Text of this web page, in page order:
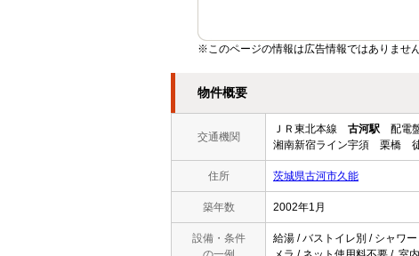
※このページの情報は広告情報ではありませ
物件概要
交通機関
ＪＲ東北本線 古河駅 配電
湘南新宿ライン宇須 栗橋
住所 茨城県古河市久能
築年数 2002年1月
設備・条件
給湯 / バストイレ別 / シャワ